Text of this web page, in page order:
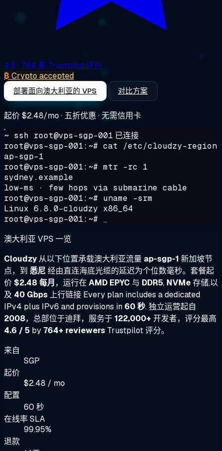
4.6 · 764 条 Trustpilot 评价
₿ Crypto accepted
部署面向澳大利亚的 VPS 对比方案
起价$2.48/mo · 五折优惠 · 无需信用卡
~ ssh root@vps-sgp-001 已连接
root@vps-sgp-001:~# cat /etc/cloudzy-region
ap-sgp-1
root@vps-sgp-001:~# mtr -rc 1
sydney.example
low-ms · few hops via submarine cable
root@vps-sgp-001:~# uname -srm
Linux 6.8.0-cloudzy x86_64
root@vps-sgp-001:~#
澳大利亚 VPS 一览
Cloudzy从以下位置承载澳大利亚流量 ap-sgp-1 新加坡节
点，到 悉尼经由直连海底光缆的延迟为个位数毫秒。套餐起
价 $2.48 每月，运行在 AMD EPYC 与 DDR5, NVMe存储,以
及 40 Gbps 上行链接 Every plan includes a dedicated
IPv4 plus IPv6 and provisions in 60 秒. 独立运营起自
2008，总部位于迪拜，服务于122,000+ 开发者，评分最高
4.6 / 5 by 764+ reviewers Trustpilot 评分。
来自
SGP
起价
$2.48 / mo
配置
60 秒
在线率 SLA
99.95%
退款